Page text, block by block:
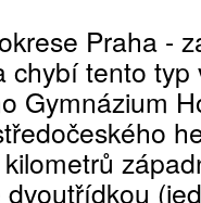
Praha -
tento typ
Gymnázium